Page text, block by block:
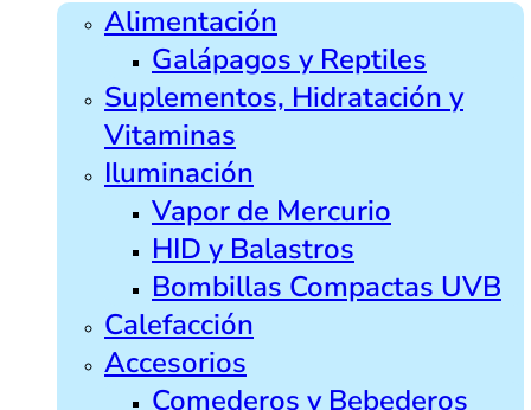
Alimentación
Galápagos y Reptiles
Suplementos, Hidratación y
Vitaminas
Iluminación
Vapor de Mercurio
HID y Balastros
Bombillas Compactas UVB
Calefacción
Accesorios
Comederos y Bebederos